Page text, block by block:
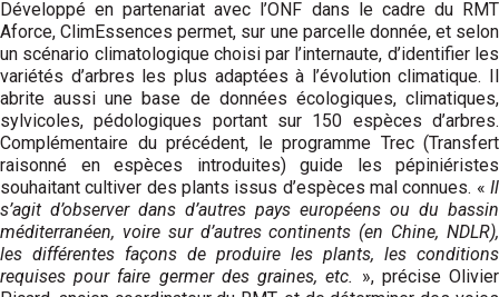
Développé en partenariat avec l’ONF dans le cadre du RMT
Aforce, Clim­Essences permet, sur une parcelle donnée, et selon
un scénario climatologique choisi par l’internaute, d’identifier les
variétés d’arbres les plus adaptées à l’évolution climatique. Il
abrite aussi une base de données écologiques, climatiques,
sylvi­coles, pédologiques portant sur 150 espèces d’arbres.
Complémentaire du précédent, le programme Trec (Transfert
raisonné en espèces introduites) guide les pépiniéristes
souhaitant cultiver des plants issus d’espèces mal connues. « Il
s’agit d’observer dans d’autres pays européens ou du bassin
méditerranéen, voire sur d’autres continents (en Chine, NDLR),
les différentes façons de produire les plants, les conditions
requises pour faire germer des graines, etc. », précise Olivier